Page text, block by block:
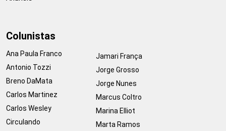
Colunistas
Ana Paula Franco
Antonio Tozzi
Breno DaMata
Carlos Martinez
Carlos Wesley
Circulando
Jamari França
Jorge Grosso
Jorge Nunes
Marcus Coltro
Marina Elliot
Marta Ramos